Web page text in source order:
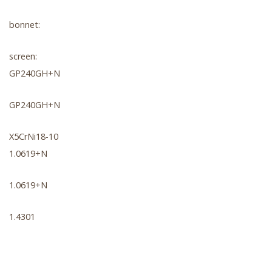
bonnet:
screen:
GP240GH+N
GP240GH+N
X5CrNi18-10
1.0619+N
1.0619+N
1.4301